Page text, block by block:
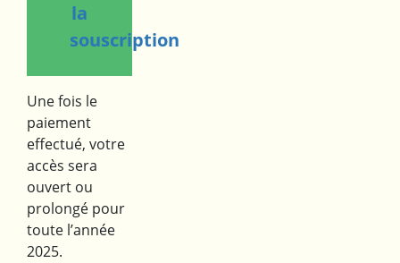
la
souscription
Une fois le
paiement
effectué, votre
accès sera
ouvert ou
prolongé pour
toute l’année
2025.